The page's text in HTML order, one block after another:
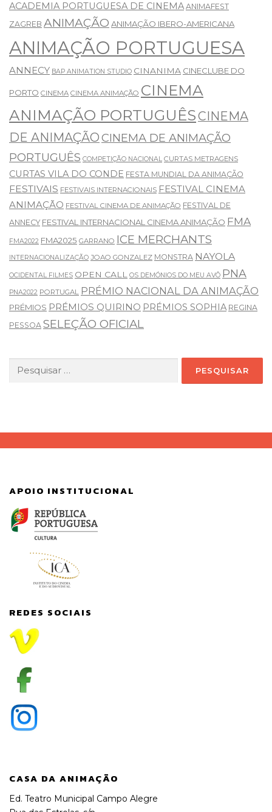
ACADEMIA PORTUGUESA DE CINEMA ANIMAFEST
ZAGREB ANIMAÇÃO ANIMAÇÃO IBERO-AMERICANA
ANIMAÇÃO PORTUGUESA
ANNECY BAP ANIMATION STUDIO CINANIMA CINECLUBE DO
PORTO CINEMA CINEMA ANIMAÇÃO CINEMA
ANIMAÇÃO PORTUGUÊSCINEMA
DE ANIMAÇÃOCINEMA DE ANIMAÇÃO
PORTUGUÊS COMPETIÇÃO NACIONAL CURTAS METRAGENS
CURTAS VILA DO CONDE FESTA MUNDIAL DA ANIMAÇÃO
FESTIVAIS FESTIVAIS INTERNACIONAIS FESTIVAL CINEMA
ANIMAÇÃO FESTIVAL CINEMA DE ANIMAÇÃO FESTIVAL DE
ANNECY FESTIVAL INTERNACIONAL CINEMA ANIMAÇÃO FMA
FMA2022 FMA2025 GARRANO ICE MERCHANTS
INTERNACIONALIZAÇÃO JOAO GONZALEZ MONSTRA NAYOLA
OCIDENTAL FILMES OPEN CALL OS DEMÓNIOS DO MEU AVÔ PNA
PNA2022 PORTUGAL PRÉMIO NACIONAL DA ANIMAÇÃO
PRÉMIOS PRÉMIOS QUIRINO PRÉMIOS SOPHIA REGINA
PESSOA SELEÇÃO OFICIAL
por:
APOIO INSTITUCIONAL
REDES SOCIAIS
CASA DA ANIMAÇÃO
Ed. Teatro Municipal Campo Alegre